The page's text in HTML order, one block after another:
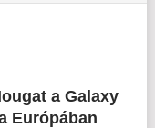
a Galaxy
Európában